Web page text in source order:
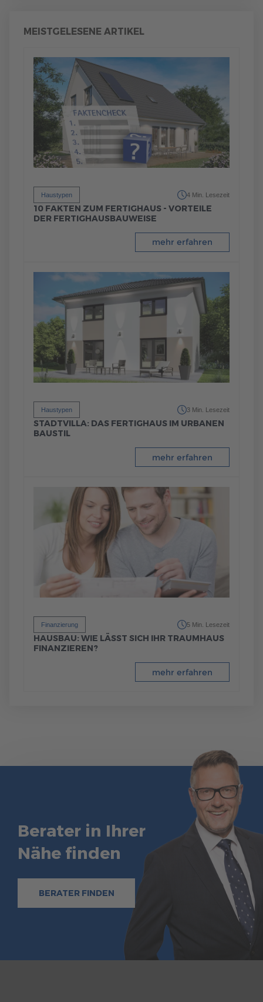
MEISTGELESENE ARTIKEL
Haustypen 4 Min. Lesezeit
10 FAKTEN ZUM FERTIGHAUS - VORTEILE
DER FERTIGHAUSBAUWEISE
mehr erfahren
Haustypen 3 Min. Lesezeit
STADTVILLA: DAS FERTIGHAUS IM URBANEN
BAUSTIL
mehr erfahren
Finanzierung 5 Min. Lesezeit
HAUSBAU: WIE LÄSST SICH IHR TRAUMHAUS
FINANZIEREN?
mehr erfahren
Berater in Ihrer
Nähe finden
BERATER FINDEN